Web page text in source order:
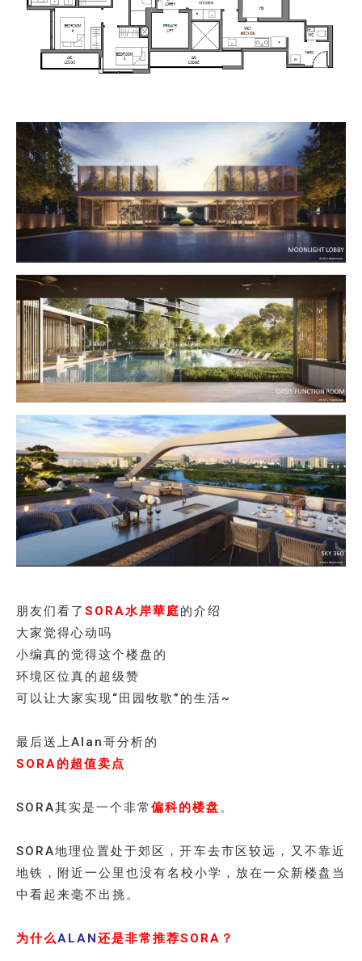
朋友们看了 SORA水岸華庭的介绍
大家觉得心动吗
小编真的觉得这个楼盘的
环境区位真的超级赞
可以让大家实现“田园牧歌”的生活~
最后送上Alan哥分析的
SORA的超值卖点
SORA其实是一个非常 偏科的楼盘。
SORA地理位置处于郊区，开车去市区较远，又不靠近
地铁，附近一公里也没有名校小学，放在一众新楼盘当
中看起来毫不出挑。
为什么ALAN还是非常推荐SORA？